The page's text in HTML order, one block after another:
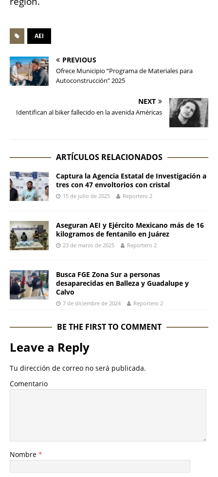
AEI
PREVIOUS
Ofrece Municipio “Programa de Materiales para
Autoconstrucción” 2025
NEXT
Identifican al biker fallecido en la avenida Américas
ARTÍCULOS RELACIONADOS
Captura la Agencia Estatal de Investigación a
tres con 47 envoltorios con cristal
15 de julio de 2025 Reportero 2
Aseguran AEI y Ejército Mexicano más de 16
kilogramos de fentanilo en Juárez
23 de marzo de 2025 Reportero 2
Busca FGE Zona Sur a personas
desaparecidas en Balleza y Guadalupe y
Calvo
7 de diciembre de 2024 Reportero 2
BE THE FIRST TO COMMENT
Leave a Reply
Tu dirección de correo no será publicada.
Comentario
Nombre *